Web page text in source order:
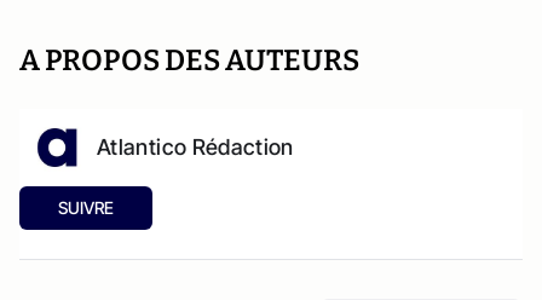
A PROPOS DES AUTEURS
Atlantico Rédaction
SUIVRE